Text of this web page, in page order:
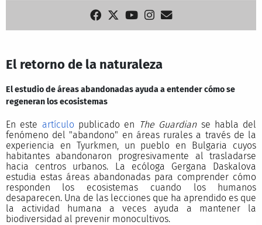
El retorno de la naturaleza
El estudio de áreas abandonadas ayuda a entender cómo se
regeneran los ecosistemas
En este artículo publicado en The Guardianse habla del
fenómeno del "abandono" en áreas rurales a través de la
experiencia en Tyurkmen, un pueblo en Bulgaria cuyos
habitantes abandonaron progresivamente al trasladarse
hacia centros urbanos. La ecóloga Gergana Daskalova
estudia estas áreas abandonadas para comprender cómo
responden los ecosistemas cuando los humanos
desaparecen. Una de las lecciones que ha aprendido es que
la actividad humana a veces ayuda a mantener la
biodiversidad al prevenir monocultivos.